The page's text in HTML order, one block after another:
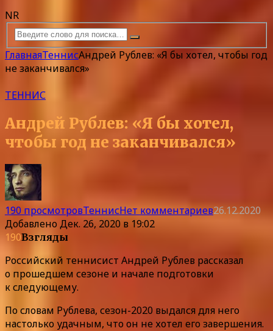
NR
ГлавнаяТеннисАндрей Рублев: «Я бы хотел, чтобы год
не заканчивался»
ТЕННИС
Андрей Рублев: «Я бы хотел,
чтобы год не заканчивался»
190 просмотровТеннисНет комментариев26.12.2020
ДобавленоДек. 26, 2020 в 19:02
190Взгляды
Российский теннисист Андрей Рублев рассказал
о прошедшем сезоне и начале подготовки
к следующему.
По словам Рублева, сезон-2020 выдался для него
настолько удачным, что он не хотел его завершения.